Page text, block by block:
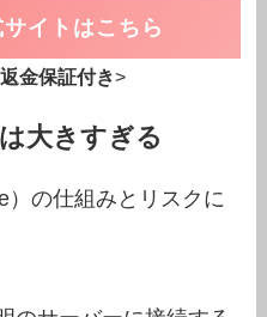
イトはこちら
金保証付き>
大きすぎる
）の仕組みとリスクに